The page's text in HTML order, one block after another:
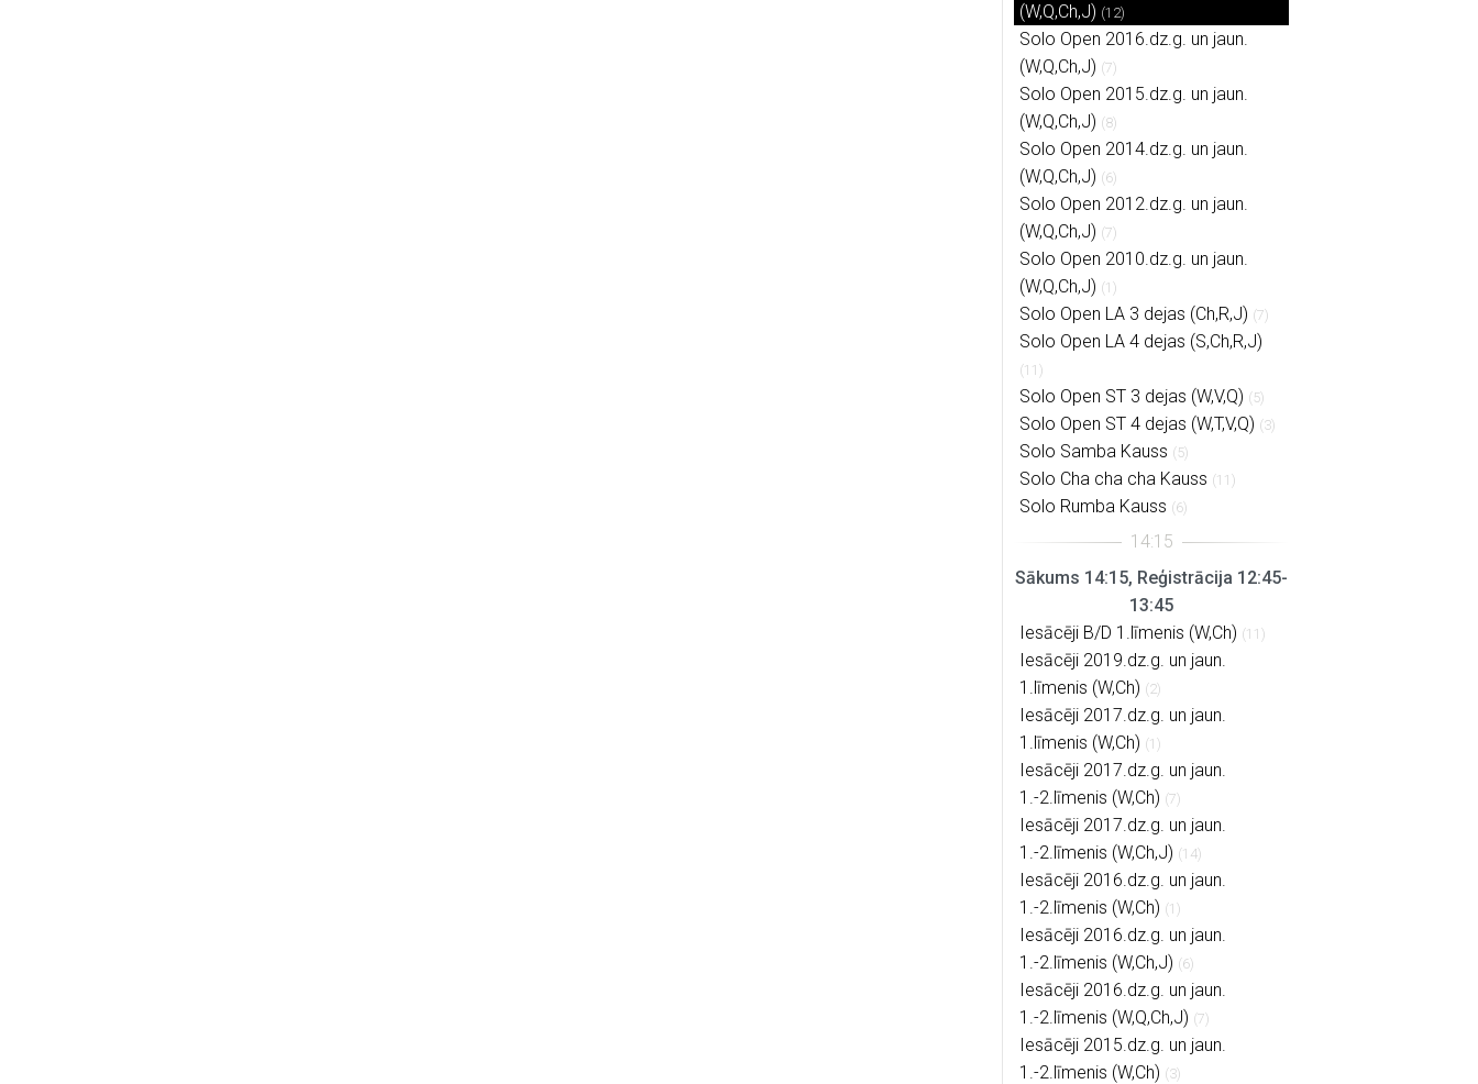
(W,Q,Ch,J) (12)
Solo Open 2016.dz.g. un jaun.
(W,Q,Ch,J) (7)
Solo Open 2015.dz.g. un jaun.
(W,Q,Ch,J) (8)
Solo Open 2014.dz.g. un jaun.
(W,Q,Ch,J) (6)
Solo Open 2012.dz.g. un jaun.
(W,Q,Ch,J) (7)
Solo Open 2010.dz.g. un jaun.
(W,Q,Ch,J) (1)
Solo Open LA 3 dejas (Ch,R,J) (7)
Solo Open LA 4 dejas (S,Ch,R,J)
(11)
Solo Open ST 3 dejas (W,V,Q) (5)
Solo Open ST 4 dejas (W,T,V,Q) (3)
Solo Samba Kauss (5)
Solo Cha cha cha Kauss (11)
Solo Rumba Kauss (6)
Sākums 14:15, Reģistrācija 12:45-
13:45
Iesācēji B/D 1.līmenis (W,Ch) (11)
Iesācēji 2019.dz.g. un jaun.
1.līmenis (W,Ch) (2)
Iesācēji 2017.dz.g. un jaun.
1.līmenis (W,Ch) (1)
Iesācēji 2017.dz.g. un jaun.
1.-2.līmenis (W,Ch) (7)
Iesācēji 2017.dz.g. un jaun.
1.-2.līmenis (W,Ch,J) (14)
Iesācēji 2016.dz.g. un jaun.
1.-2.līmenis (W,Ch) (1)
Iesācēji 2016.dz.g. un jaun.
1.-2.līmenis (W,Ch,J) (6)
Iesācēji 2016.dz.g. un jaun.
1.-2.līmenis (W,Q,Ch,J) (7)
Iesācēji 2015.dz.g. un jaun.
1.-2.līmenis (W,Ch) (3)